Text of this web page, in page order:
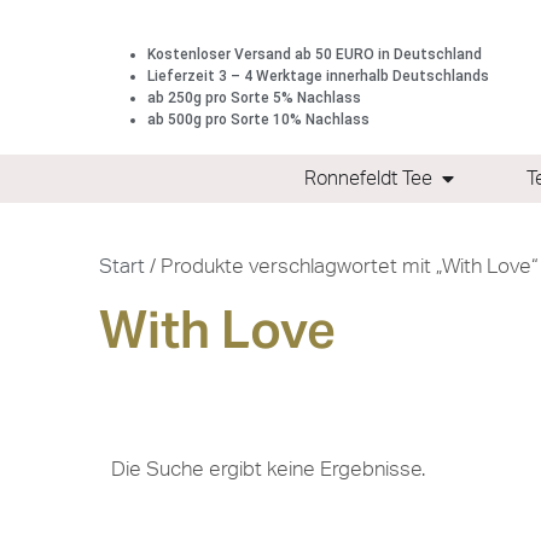
Kostenloser Versand ab 50 EURO in Deutschland
Lieferzeit 3 – 4 Werktage innerhalb Deutschlands
ab 250g pro Sorte 5% Nachlass
ab 500g pro Sorte 10% Nachlass
Ronnefeldt Tee
Start / Produkte verschlagwortet mit „With Love“
With Love
Die Suche ergibt keine Ergebnisse.